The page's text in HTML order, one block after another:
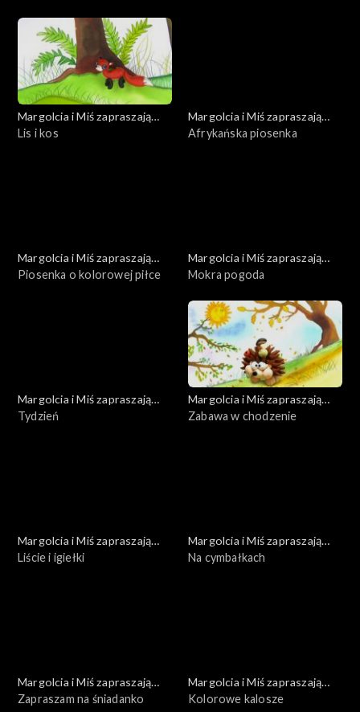
Margolcia i Miś zapraszają
dziś
Lis i kos
Margolcia i Miś zapraszają
dziś
Afrykańska piosenka
Margolcia i Miś zapraszają
dziś
Piosenka o kolorowej piłce
Margolcia i Miś zapraszają
dziś
Mokra pogoda
Margolcia i Miś zapraszają
dziś
Tydzień
Margolcia i Miś zapraszają
dziś
Zabawa w chodzenie
Margolcia i Miś zapraszają
dziś
Liście i igiełki
Margolcia i Miś zapraszają
dziś
Na cymbałkach
Margolcia i Miś zapraszają
dziś
Zapraszam na śniadanko
Margolcia i Miś zapraszają
dziś
Kolorowe kalosze